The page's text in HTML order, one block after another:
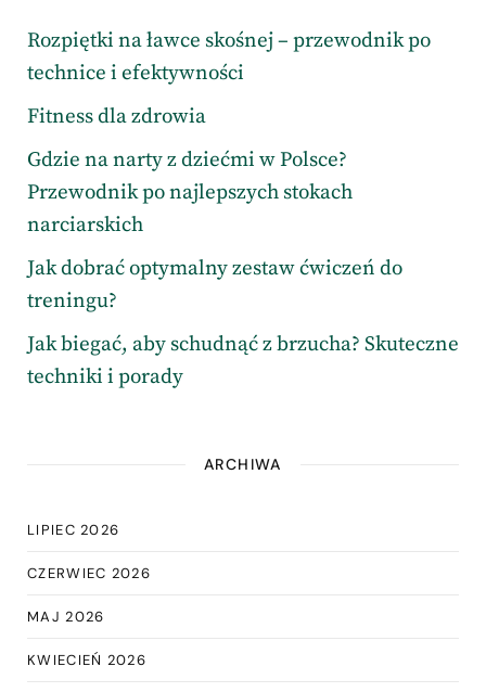
Rozpiętki na ławce skośnej – przewodnik po
technice i efektywności
Fitness dla zdrowia
Gdzie na narty z dziećmi w Polsce?
Przewodnik po najlepszych stokach
narciarskich
Jak dobrać optymalny zestaw ćwiczeń do
treningu?
Jak biegać, aby schudnąć z brzucha? Skuteczne
techniki i porady
ARCHIWA
LIPIEC 2026
CZERWIEC 2026
MAJ 2026
KWIECIEŃ 2026